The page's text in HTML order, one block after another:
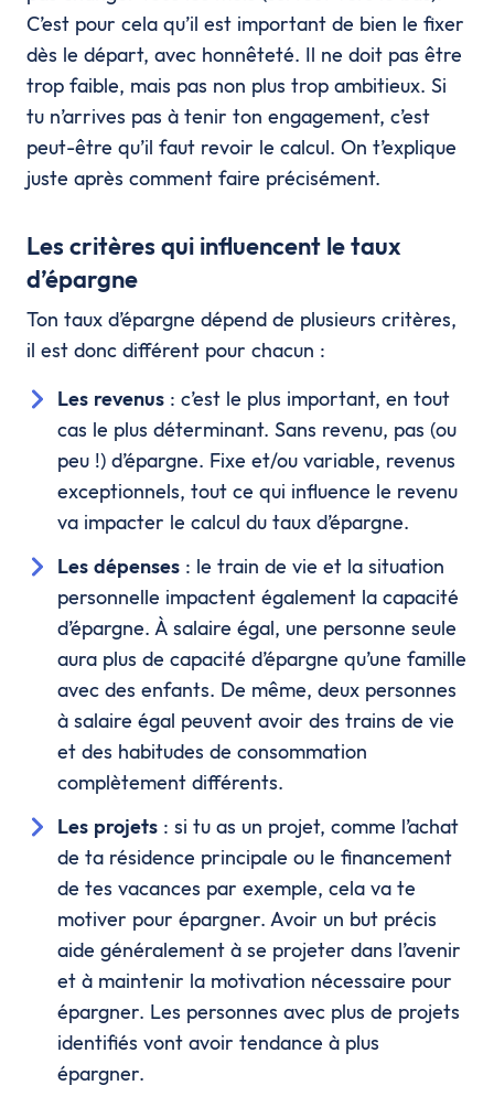
C’est pour cela qu’il est important de bien le fixer
dès le départ, avec honnêteté. Il ne doit pas être
trop faible, mais pas non plus trop ambitieux. Si
tu n’arrives pas à tenir ton engagement, c’est
peut-être qu’il faut revoir le calcul. On t’explique
juste après comment faire précisément.
Les critères qui influencent le taux
d’épargne
Ton taux d’épargne dépend de plusieurs critères,
il est donc différent pour chacun :
Les revenus : c’est le plus important, en tout
cas le plus déterminant. Sans revenu, pas (ou
peu !) d’épargne. Fixe et/ou variable, revenus
exceptionnels, tout ce qui influence le revenu
va impacter le calcul du taux d’épargne.
Les dépenses : le train de vie et la situation
personnelle impactent également la capacité
d’épargne. À salaire égal, une personne seule
aura plus de capacité d’épargne qu’une famille
avec des enfants. De même, deux personnes
à salaire égal peuvent avoir des trains de vie
et des habitudes de consommation
complètement différents.
Les projets : si tu as un projet, comme l’achat
de ta résidence principale ou le financement
de tes vacances par exemple, cela va te
motiver pour épargner. Avoir un but précis
aide généralement à se projeter dans l’avenir
et à maintenir la motivation nécessaire pour
épargner. Les personnes avec plus de projets
identifiés vont avoir tendance à plus
épargner.